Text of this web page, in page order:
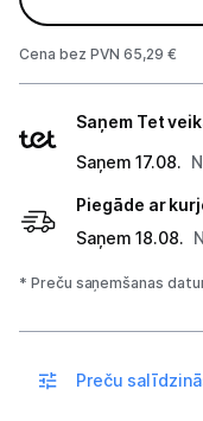
Ventilatori
Klimata
Sports
Cena bez PVN 65,29 €
veidi
Saņem Tet
Saņem 17.08.
Piegāde ar
Saņem 18.08.
* Preču saņemšanas
Preču